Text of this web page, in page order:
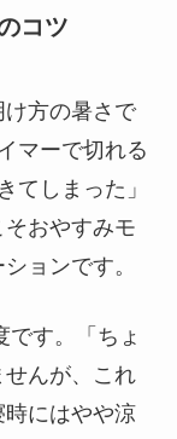
コツ
方の暑さで
マーで切れる
てしまった」
おやすみモ
ョンです。
す。「ちょ
んが、これ
にはやや涼